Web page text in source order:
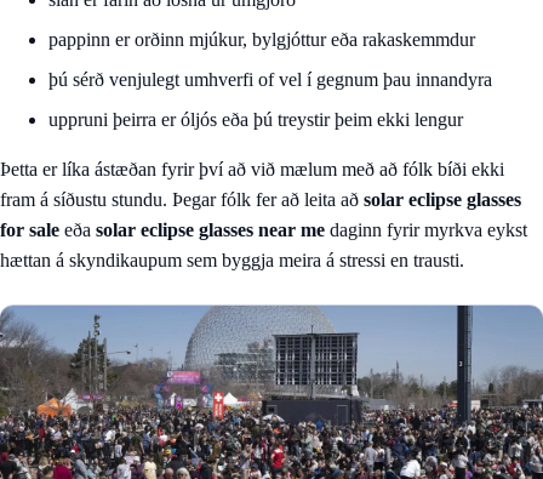
pappinn er orðinn mjúkur, bylgjóttur eða rakaskemmdur
þú sérð venjulegt umhverfi of vel í gegnum þau innandyra
uppruni þeirra er óljós eða þú treystir þeim ekki lengur
Þetta er líka ástæðan fyrir því að við mælum með að fólk bíði ekki
fram á síðustu stundu. Þegar fólk fer að leita að solar eclipse glasses
for sale eða solar eclipse glasses near me daginn fyrir myrkva eykst
hættan á skyndikaupum sem byggja meira á stressi en trausti.